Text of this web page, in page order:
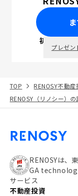
初回面談で
プレゼン
TOP RENOSY不動産
RENOSY（リノシー）
RENOSYは、
GA
サービス
不動産投資